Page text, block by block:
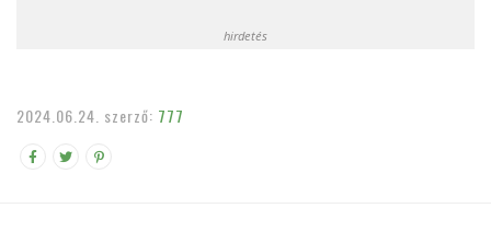
hirdetés
2024.06.24. szerző: 777